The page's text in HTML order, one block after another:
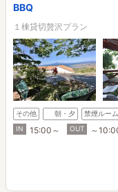
BBQ
１棟貸切贅沢プラン
その他 朝・夕
禁煙ルーム
IN
15:00～ OUT ～